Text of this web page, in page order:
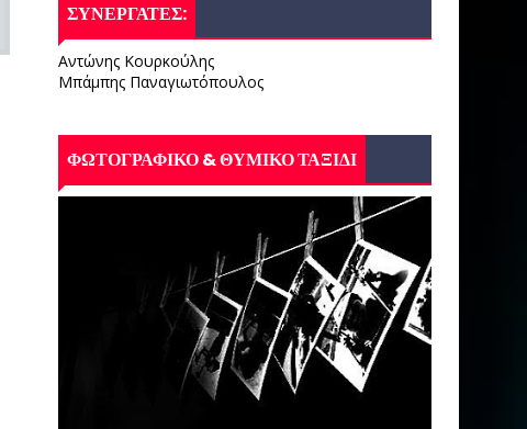
ΣΥΝΕΡΓΑΤΕΣ:
Αντώνης Κουρκούλης
Μπάμπης Παναγιωτόπουλος
ΦΩΤΟΓΡΑΦΙΚΟ & ΘΥΜΙΚΟ ΤΑΞΙΔΙ